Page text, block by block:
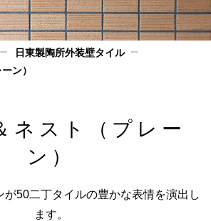
日東製陶所外装壁タイル
ン）
ネスト（プレー
ン）
が50二丁タイルの豊かな表情を演出し
ます。